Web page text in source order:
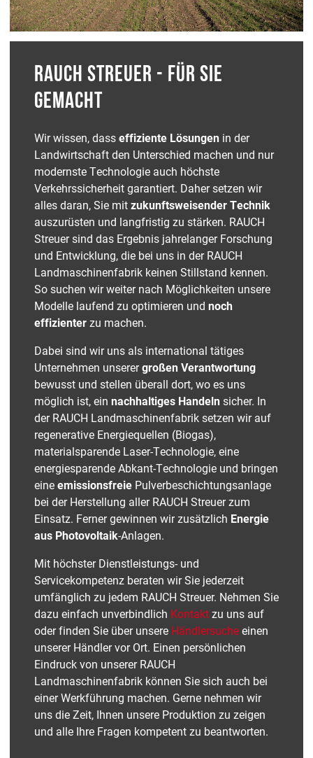
RAUCH STREUER - FÜR SIE
GEMACHT
Wir wissen, dasseffiziente Lösungenin der
Landwirtschaft den Unterschied machen und nur
modernste Technologie auch höchste
Verkehrssicherheit garantiert. Daher setzen wir
alles daran, Sie mitzukunftsweisender Technik
auszurüsten und langfristig zu stärken. RAUCH
Streuer sind das Ergebnis jahrelanger Forschung
und Entwicklung, die bei uns in der RAUCH
Landmaschinenfabrik keinen Stillstand kennen.
So suchen wir weiter nach Möglichkeiten unsere
Modelle laufend zu optimieren und noch
effizienterzu machen.
Dabei sind wir uns als international tätiges
Unternehmen unserergroßen Verantwortung
bewusst und stellen überall dort, wo es uns
möglich ist, ein nachhaltiges Handelnsicher. In
der RAUCH Landmaschinenfabrik setzen wir auf
regenerative Energiequellen (Biogas),
materialsparende Laser-Technologie, eine
energiesparende Abkant-Technologie und bringen
eineemissionsfreie Pulverbeschichtungsanlage
bei der Herstellung aller RAUCH Streuer zum
Einsatz. Ferner gewinnen wir zusätzlich Energie
aus Photovoltaik-Anlagen.
Mit höchster Dienstleistungs- und
Servicekompetenz beraten wir Sie jederzeit
umfänglich zu jedem RAUCH Streuer. Nehmen Sie
dazu einfach unverbindlich Kontaktzu uns auf
oder finden Sie über unsere Händlersucheeinen
unserer Händler vor Ort. Einen persönlichen
Eindruck von unserer RAUCH
Landmaschinenfabrik können Sie sich auch bei
einer Werkführung machen. Gerne nehmen wir
uns die Zeit, Ihnen unsere Produktion zu zeigen
und alle Ihre Fragen kompetent zu beantworten.